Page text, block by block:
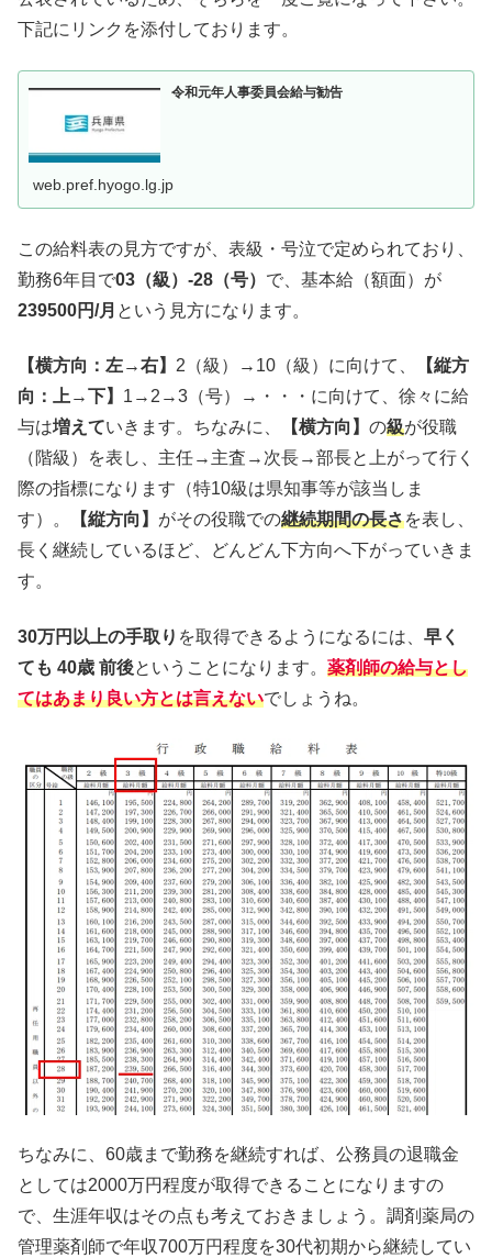
下記にリンクを添付しております。
令和元年人事委員会給与勧告
web.pref.hyogo.lg.jp
この給料表の見方ですが、表級・号泣で定められており、
勤務6年目で03（級）-28（号） で、基本給（額面）が
239500円/月 という見方になります。
【横方向：左→右】 2（級）→10（級）に向けて、
【縦方
向：上→下】 1→2→3（号）→・・・に向けて、徐々に給
与は増えていきます。ちなみに、 【横方向】 の級が役職
（階級）を表し、主任→主査→次長→部長と上がって行く
際の指標になります（特10級は県知事等が該当しま
す）。
【縦方向】 がその役職での継続期間の長さを表し、
長く継続しているほど、どんどん下方向へ下がっていきま
す。
30万円以上の手取り を取得できるようになるには、 早く
ても 40歳 前後ということになります。 薬剤師の給与とし
てはあまり良い方とは言えないでしょうね。
ちなみに、60歳まで勤務を継続すれば、公務員の退職金
としては2000万円程度が取得できることになりますの
で、生涯年収はその点も考えておきましょう。調剤薬局の
管理薬剤師で年収700万円程度を30代初期から継続してい